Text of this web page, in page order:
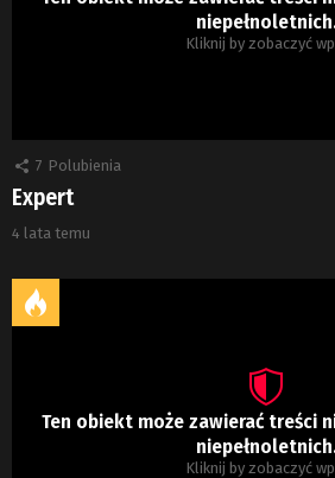
Kliknij by zobaczyć
7 Polubienia
Expert
4 lata temu
Ten obiekt może zawierać treści
Kliknij by zobaczyć